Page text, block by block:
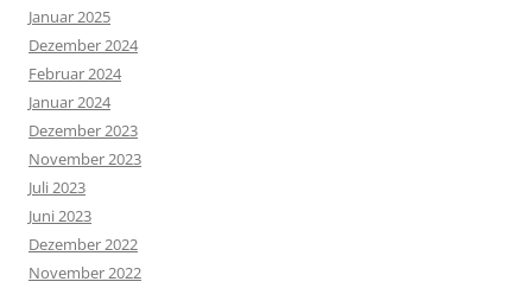
Januar 2025
Dezember 2024
Februar 2024
Januar 2024
Dezember 2023
November 2023
Juli 2023
Juni 2023
Dezember 2022
November 2022